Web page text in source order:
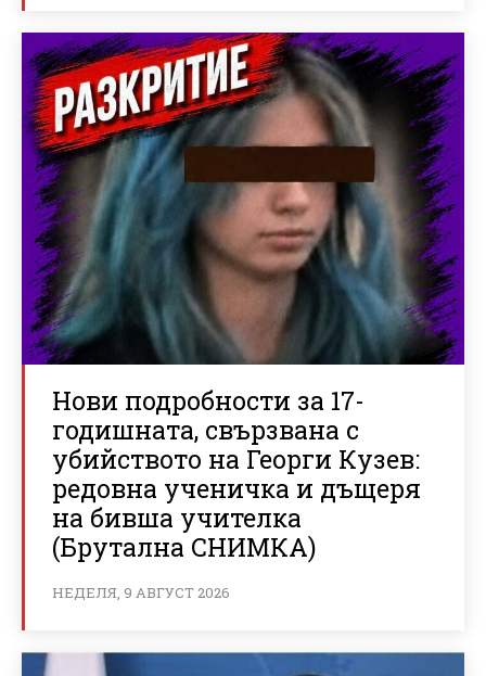
Нови подробности за 17-
годишната, свързвана с
убийството на Георги Кузев:
редовна ученичка и дъщеря
на бивша учителка
(Брутална СНИМКА)
НЕДЕЛЯ, 9 АВГУСТ 2026